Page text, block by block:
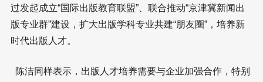
过发起成立“国际出版教育联盟”、联合推动“京津冀新闻出
版专业群”建设，扩大出版学科专业共建“朋友圈”，培养新
时代出版人才。
陈洁同样表示，出版人才培养需要与企业加强合作，特别